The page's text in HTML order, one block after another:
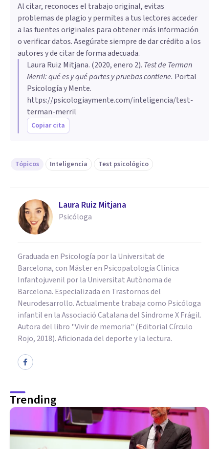
Al citar, reconoces el trabajo original, evitas
problemas de plagio y permites a tus lectores acceder
a las fuentes originales para obtener más información
o verificar datos. Asegúrate siempre de dar crédito a los
autores y de citar de forma adecuada.
Laura Ruiz Mitjana. (2020, enero 2). Test de Terman
Merril: qué es y qué partes y pruebas contiene. Portal
Psicología y Mente.
https://psicologiaymente.com/inteligencia/test-
terman-merril
Copiar cita
Tópicos Inteligencia Test psicológico
Laura Ruiz Mitjana
Psicóloga
Graduada en Psicología por la Universitat de
Barcelona, con Máster en Psicopatología Clínica
Infantojuvenil por la Universitat Autònoma de
Barcelona. Especializada en Trastornos del
Neurodesarrollo. Actualmente trabaja como Psicóloga
infantil en la Associació Catalana del Síndrome X Frágil.
Autora del libro "Vivir de memoria" (Editorial Círculo
Rojo, 2018). Aficionada del deporte y la lectura.
Trending